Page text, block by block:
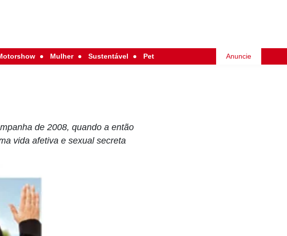
Mulher Sustentável Pet Anuncie
de 2008, quando a então
vida afetiva e sexual secreta